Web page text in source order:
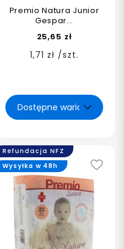
Premio Natura Junior
Gespar...
25,65 zł
1,71 zł /szt.
Refundacja NFZ
Wysyłka w 48h